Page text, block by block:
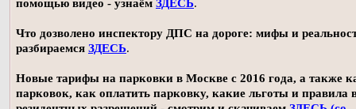
помощью видео - узнаём ЗДЕСЬ.
Что дозволено инспектору ДПС на дороге: мифы и
разбираемся ЗДЕСЬ.
Новые тарифы на парковки в Москве с 2016 года, а также
парковок, как оплатить парковку, какие льготы и правила